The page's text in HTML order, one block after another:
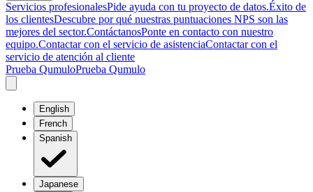
Servicios profesionalesPide ayuda con tu proyecto de datos.Éxito de
los clientesDescubre por qué nuestras puntuaciones NPS son las
mejores del sector.ContáctanosPonte en contacto con nuestro
equipo.Contactar con el servicio de asistenciaContactar con el
servicio de atención al cliente
Prueba QumuloPrueba Qumulo
English
French
Spanish
Japanese